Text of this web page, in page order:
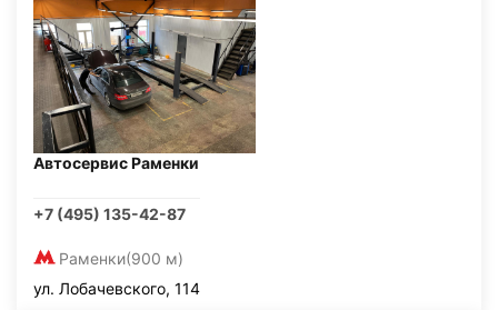
Автосервис Раменки
+7 (495) 135-42-87
Раменки(900 м)
ул. Лобачевского, 114